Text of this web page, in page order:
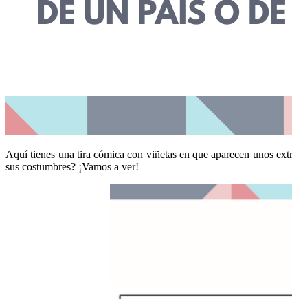
Aquí tienes una tira cómica con viñetas en que aparecen unos
sus costumbres? ¡Vamos a ver!